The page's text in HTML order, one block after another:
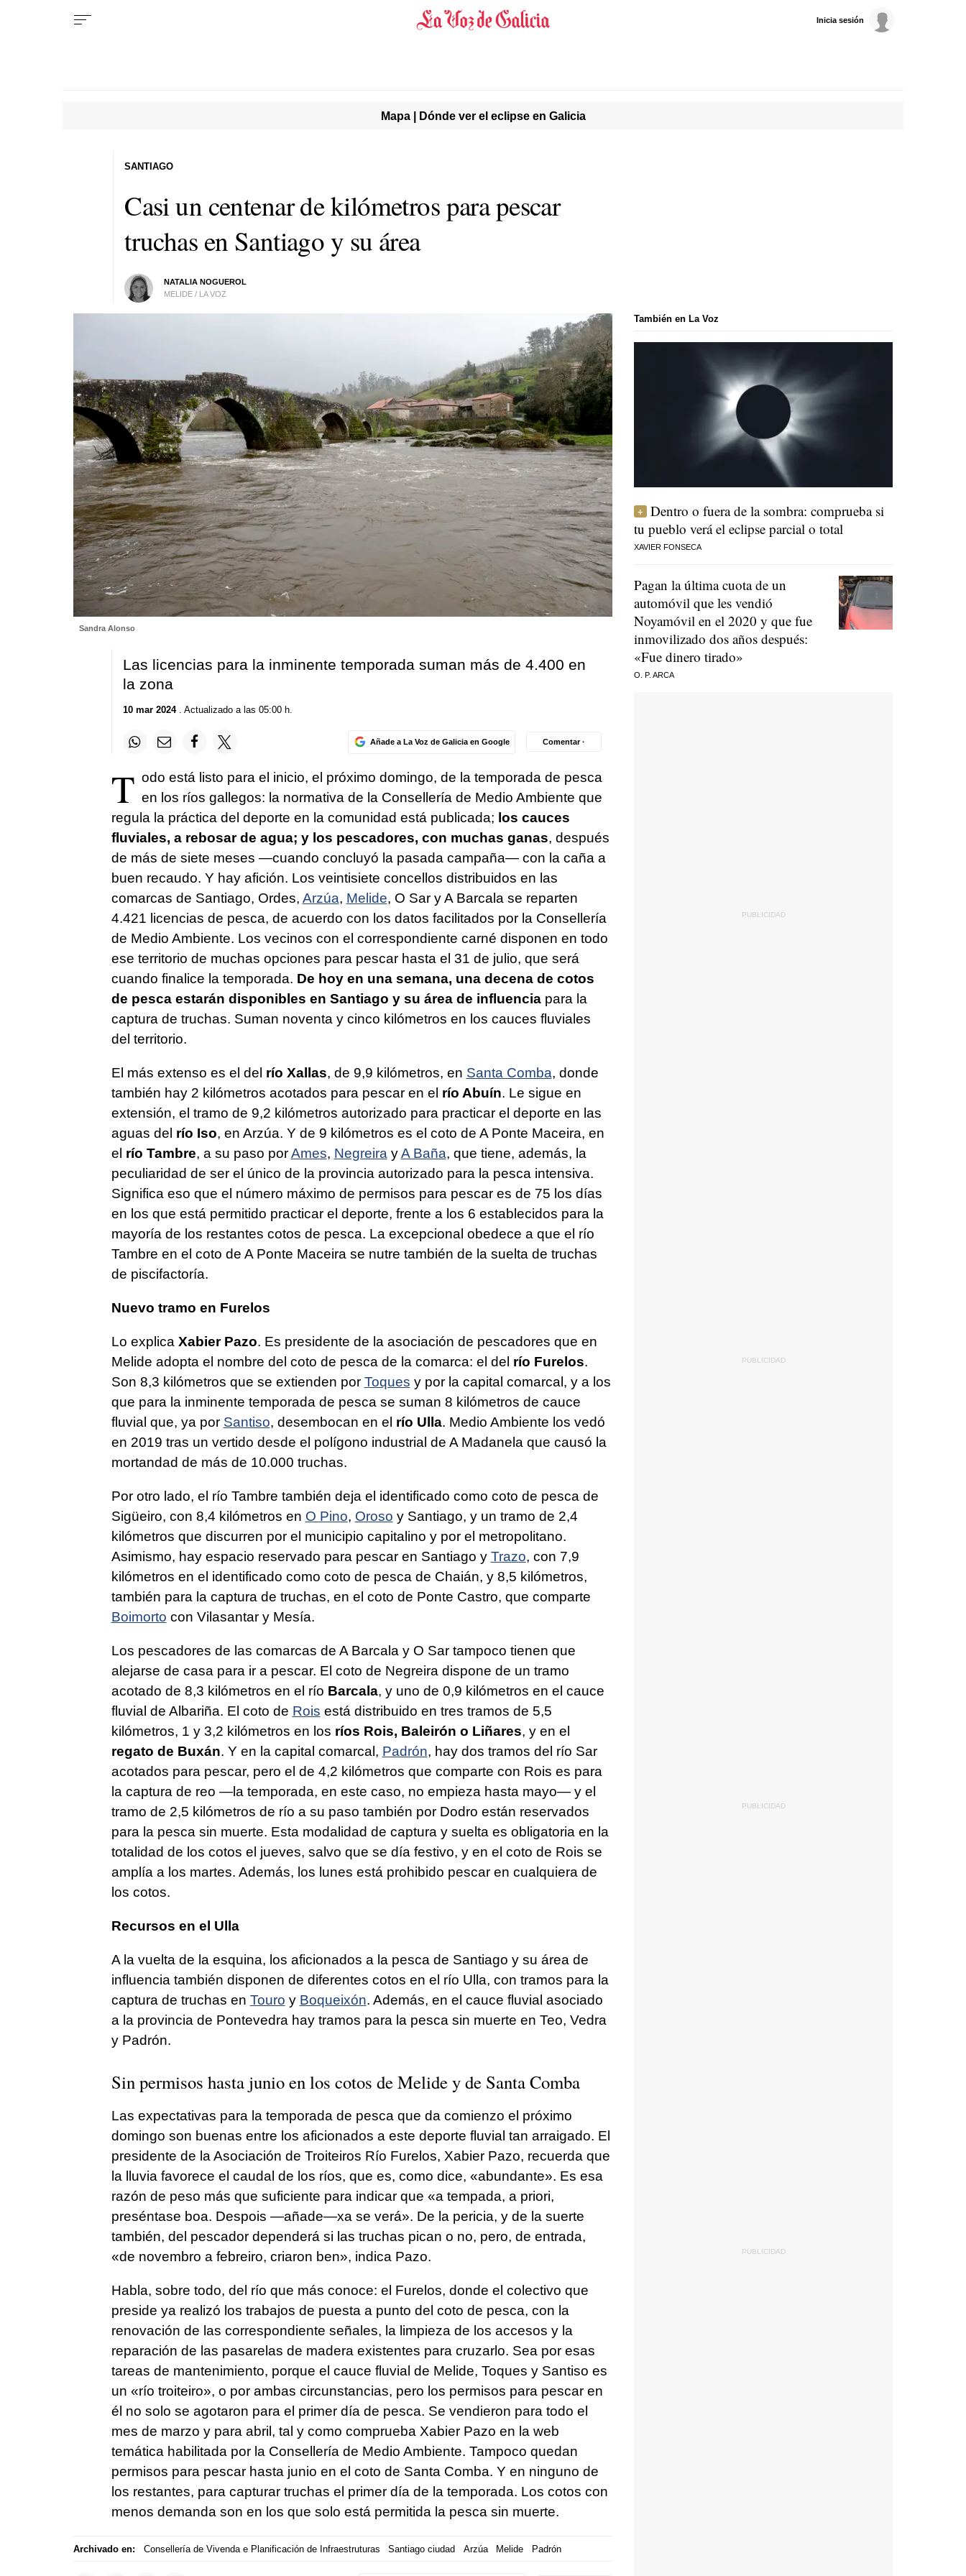
Inicia sesión
Mapa | Dónde ver el eclipse en Galicia
Casi un centenar de kilómetros para pescar
truchas en Santiago y su área
NATALIA NOGUEROL
MELIDE / LA VOZ
SANTIAGO
Sandra Alonso
Las licencias para la inminente temporada suman más de 4.400 en
la zona
10 mar 2024. Actualizado a las 05:00 h.
Añade a La Voz de Galicia en Google Comentar ·
T odo está listo para el inicio, el próximo domingo, de la temporada de pesca
en los ríos gallegos: la normativa de la Consellería de Medio Ambiente que
regula la práctica del deporte en la comunidad está publicada; los cauces
fluviales, a rebosar de agua; y los pescadores, con muchas ganas, después
de más de siete meses —cuando concluyó la pasada campaña— con la caña a
buen recaudo. Y hay afición. Los veintisiete concellos distribuidos en las
comarcas de Santiago, Ordes, Arzúa, Melide, O Sar y A Barcala se reparten
4.421 licencias de pesca, de acuerdo con los datos facilitados por la Consellería
de Medio Ambiente. Los vecinos con el correspondiente carné disponen en todo
ese territorio de muchas opciones para pescar hasta el 31 de julio, que será
cuando finalice la temporada. De hoy en una semana, una decena de cotos
de pesca estarán disponibles en Santiago y su área de influenciapara la
captura de truchas. Suman noventa y cinco kilómetros en los cauces fluviales
del territorio.
El más extenso es el del río Xallas, de 9,9 kilómetros, en Santa Comba, donde
también hay 2 kilómetros acotados para pescar en el río Abuín. Le sigue en
extensión, el tramo de 9,2 kilómetros autorizado para practicar el deporte en las
aguas del río Iso, en Arzúa. Y de 9 kilómetros es el coto de A Ponte Maceira, en
el río Tambre, a su paso porAmes, NegreirayA Baña, que tiene, además, la
peculiaridad de ser el único de la provincia autorizado para la pesca intensiva.
Significa eso que el número máximo de permisos para pescar es de 75 los días
en los que está permitido practicar el deporte, frente a los 6 establecidos para la
mayoría de los restantes cotos de pesca. La excepcional obedece a que el río
Tambre en el coto de A Ponte Maceira se nutre también de la suelta de truchas
de piscifactoría.
Nuevo tramo en Furelos
Lo explica Xabier Pazo. Es presidente de la asociación de pescadores que en
Melide adopta el nombre del coto de pesca de la comarca: el del río Furelos.
Son 8,3 kilómetros que se extienden por Toques y por la capital comarcal, y a los
que para la inminente temporada de pesca se suman 8 kilómetros de cauce
fluvial que, ya por Santiso, desembocan en el río Ulla. Medio Ambiente los vedó
en 2019 tras un vertido desde el polígono industrial de A Madanela que causó la
mortandad de más de 10.000 truchas.
Por otro lado, el río Tambre también deja el identificado como coto de pesca de
Sigüeiro, con 8,4 kilómetros en O Pino, Oroso y Santiago, y un tramo de 2,4
kilómetros que discurren por el municipio capitalino y por el metropolitano.
Asimismo, hay espacio reservado para pescar en Santiago y Trazo, con 7,9
kilómetros en el identificado como coto de pesca de Chaián, y 8,5 kilómetros,
también para la captura de truchas, en el coto de Ponte Castro, que comparte
Boimorto con Vilasantar y Mesía.
Los pescadores de las comarcas de A Barcala y O Sar tampoco tienen que
alejarse de casa para ir a pescar. El coto de Negreira dispone de un tramo
acotado de 8,3 kilómetros en el río Barcala, y uno de 0,9 kilómetros en el cauce
fluvial de Albariña. El coto de Rois está distribuido en tres tramos de 5,5
kilómetros, 1 y 3,2 kilómetros en los ríos Rois, Baleirón o Liñares, y en el
regato de Buxán. Y en la capital comarcal, Padrón, hay dos tramos del río Sar
acotados para pescar, pero el de 4,2 kilómetros que comparte con Rois es para
la captura de reo —la temporada, en este caso, no empieza hasta mayo— y el
tramo de 2,5 kilómetros de río a su paso también por Dodro están reservados
para la pesca sin muerte. Esta modalidad de captura y suelta es obligatoria en la
totalidad de los cotos el jueves, salvo que se día festivo, y en el coto de Rois se
amplía a los martes. Además, los lunes está prohibido pescar en cualquiera de
los cotos.
Recursos en el Ulla
A la vuelta de la esquina, los aficionados a la pesca de Santiago y su área de
influencia también disponen de diferentes cotos en el río Ulla, con tramos para la
captura de truchas en Touro y Boqueixón. Además, en el cauce fluvial asociado
a la provincia de Pontevedra hay tramos para la pesca sin muerte en Teo, Vedra
y Padrón.
Sin permisos hasta junio en los cotos de Melide y de Santa Comba
Las expectativas para la temporada de pesca que da comienzo el próximo
domingo son buenas entre los aficionados a este deporte fluvial tan arraigado. El
presidente de la Asociación de Troiteiros Río Furelos, Xabier Pazo, recuerda que
la lluvia favorece el caudal de los ríos, que es, como dice, «abundante». Es esa
razón de peso más que suficiente para indicar que «a tempada, a priori,
preséntase boa. Despois —añade—xa se verá». De la pericia, y de la suerte
también, del pescador dependerá si las truchas pican o no, pero, de entrada,
«de novembro a febreiro, criaron ben», indica Pazo.
Habla, sobre todo, del río que más conoce: el Furelos, donde el colectivo que
preside ya realizó los trabajos de puesta a punto del coto de pesca, con la
renovación de las correspondiente señales, la limpieza de los accesos y la
reparación de las pasarelas de madera existentes para cruzarlo. Sea por esas
tareas de mantenimiento, porque el cauce fluvial de Melide, Toques y Santiso es
un «río troiteiro», o por ambas circunstancias, pero los permisos para pescar en
él no solo se agotaron para el primer día de pesca. Se vendieron para todo el
mes de marzo y para abril, tal y como comprueba Xabier Pazo en la web
temática habilitada por la Consellería de Medio Ambiente. Tampoco quedan
permisos para pescar hasta junio en el coto de Santa Comba. Y en ninguno de
los restantes, para capturar truchas el primer día de la temporada. Los cotos con
menos demanda son en los que solo está permitida la pesca sin muerte.
Archivado en: Consellería de Vivenda e Planificación de Infraestruturas Santiago ciudad Arzúa Melide Padrón
También en La Voz
Dentro o fuera de la sombra: comprueba si
tu pueblo verá el eclipse parcial o total
XAVIER FONSECA
Pagan la última cuota de un
automóvil que les vendió
Noyamóvil en el 2020 y que fue
inmovilizado dos años después:
«Fue dinero tirado»
O. P. ARCA